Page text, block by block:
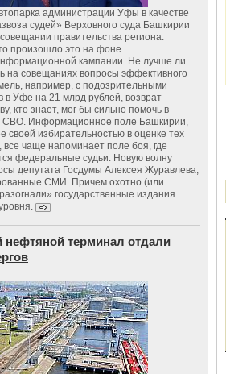
администрации Уфы в качестве
судей» Верховного суда Башкирии
правительства региона.
произошло это на фоне
кампании. Не лучше ли
на совещаниях вопросы эффективного
например, с подозрительными
в Уфе на 21 млрд рублей, возврат
кто знает, мог бы сильно помочь в
СВО. Информационное поле Башкирии,
своей избирательностью в оценке тех
чаще напоминает поле боя, где
федеральные судьи. Новую волну
депутата Госдумы Алексея Журавлева,
СМИ. Причем охотно (или
государственные издания
нефтяной терминал отдали